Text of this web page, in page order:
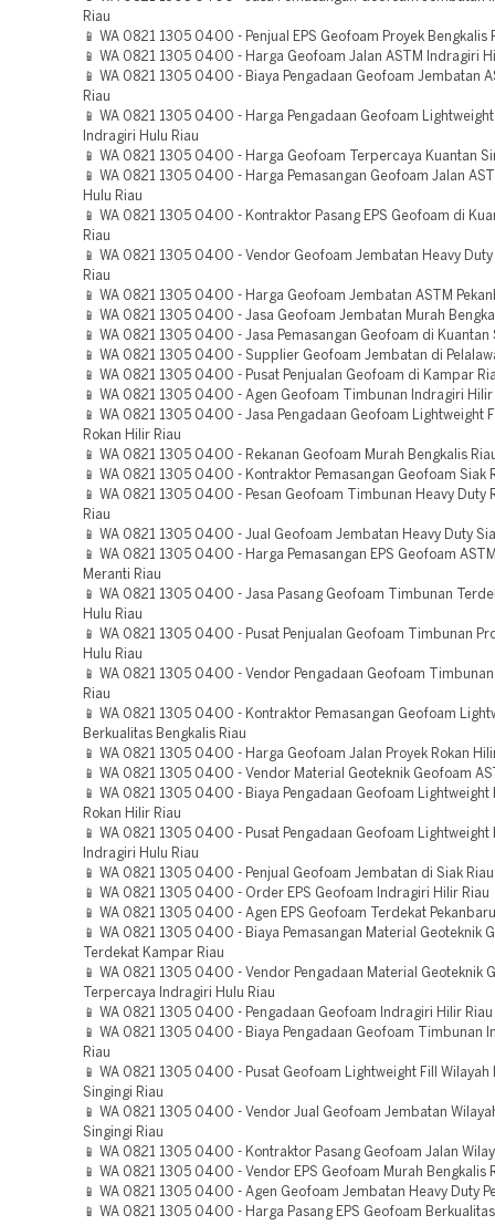
Riau
📱 WA 0821 1305 0400 - Penjual EPS Geofoam Proyek Bengkalis
📱 WA 0821 1305 0400 - Harga Geofoam Jalan ASTM Indragiri
📱 WA 0821 1305 0400 - Biaya Pengadaan Geofoam Jembatan
Riau
📱 WA 0821 1305 0400 - Harga Pengadaan Geofoam Lightweight
Indragiri Hulu Riau
📱 WA 0821 1305 0400 - Harga Geofoam Terpercaya Kuantan
📱 WA 0821 1305 0400 - Harga Pemasangan Geofoam Jalan
Hulu Riau
📱 WA 0821 1305 0400 - Kontraktor Pasang EPS Geofoam di
Riau
📱 WA 0821 1305 0400 - Vendor Geofoam Jembatan Heavy Duty
Riau
📱 WA 0821 1305 0400 - Harga Geofoam Jembatan ASTM
📱 WA 0821 1305 0400 - Jasa Geofoam Jembatan Murah
📱 WA 0821 1305 0400 - Jasa Pemasangan Geofoam di Kuantan
📱 WA 0821 1305 0400 - Supplier Geofoam Jembatan di
📱 WA 0821 1305 0400 - Pusat Penjualan Geofoam di Kampar
📱 WA 0821 1305 0400 - Agen Geofoam Timbunan Indragiri Hilir
📱 WA 0821 1305 0400 - Jasa Pengadaan Geofoam Lightweight
Rokan Hilir Riau
📱 WA 0821 1305 0400 - Rekanan Geofoam Murah Bengkalis
📱 WA 0821 1305 0400 - Kontraktor Pemasangan Geofoam Siak
📱 WA 0821 1305 0400 - Pesan Geofoam Timbunan Heavy Duty
Riau
📱 WA 0821 1305 0400 - Jual Geofoam Jembatan Heavy Duty
📱 WA 0821 1305 0400 - Harga Pemasangan EPS Geofoam
Meranti Riau
📱 WA 0821 1305 0400 - Jasa Pasang Geofoam Timbunan
Hulu Riau
📱 WA 0821 1305 0400 - Pusat Penjualan Geofoam Timbunan
Hulu Riau
📱 WA 0821 1305 0400 - Vendor Pengadaan Geofoam
Riau
📱 WA 0821 1305 0400 - Kontraktor Pemasangan Geofoam
Berkualitas Bengkalis Riau
📱 WA 0821 1305 0400 - Harga Geofoam Jalan Proyek Rokan
📱 WA 0821 1305 0400 - Vendor Material Geoteknik Geofoam
📱 WA 0821 1305 0400 - Biaya Pengadaan Geofoam Lightweight
Rokan Hilir Riau
📱 WA 0821 1305 0400 - Pusat Pengadaan Geofoam Lightweight
Indragiri Hulu Riau
📱 WA 0821 1305 0400 - Penjual Geofoam Jembatan di Siak Riau
📱 WA 0821 1305 0400 - Order EPS Geofoam Indragiri Hilir Riau
📱 WA 0821 1305 0400 - Agen EPS Geofoam Terdekat
📱 WA 0821 1305 0400 - Biaya Pemasangan Material Geoteknik
Terdekat Kampar Riau
📱 WA 0821 1305 0400 - Vendor Pengadaan Material Geoteknik
Terpercaya Indragiri Hulu Riau
📱 WA 0821 1305 0400 - Pengadaan Geofoam Indragiri Hilir Riau
📱 WA 0821 1305 0400 - Biaya Pengadaan Geofoam Timbunan
Riau
📱 WA 0821 1305 0400 - Pusat Geofoam Lightweight Fill Wilayah
Singingi Riau
📱 WA 0821 1305 0400 - Vendor Jual Geofoam Jembatan
Singingi Riau
📱 WA 0821 1305 0400 - Kontraktor Pasang Geofoam Jalan
📱 WA 0821 1305 0400 - Vendor EPS Geofoam Murah Bengkalis
📱 WA 0821 1305 0400 - Agen Geofoam Jembatan Heavy Duty
📱 WA 0821 1305 0400 - Harga Pasang EPS Geofoam